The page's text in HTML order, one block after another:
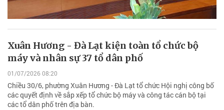
Xuân Hương - Đà Lạt kiện toàn tổ chức bộ
máy và nhân sự 37 tổ dân phố
01/07/2026 08:20
Chiều 30/6, phường Xuân Hương - Đà Lạt tổ chức Hội nghị công bố
các quyết định về sắp xếp tổ chức bộ máy và công tác cán bộ tại
các tổ dân phố trên địa bàn.